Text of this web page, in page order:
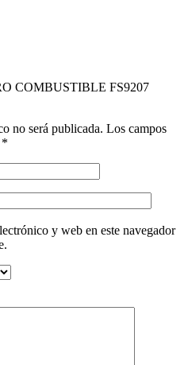
COMBUSTIBLE FS9207
no será publicada. Los campos
*
y web en este navegador